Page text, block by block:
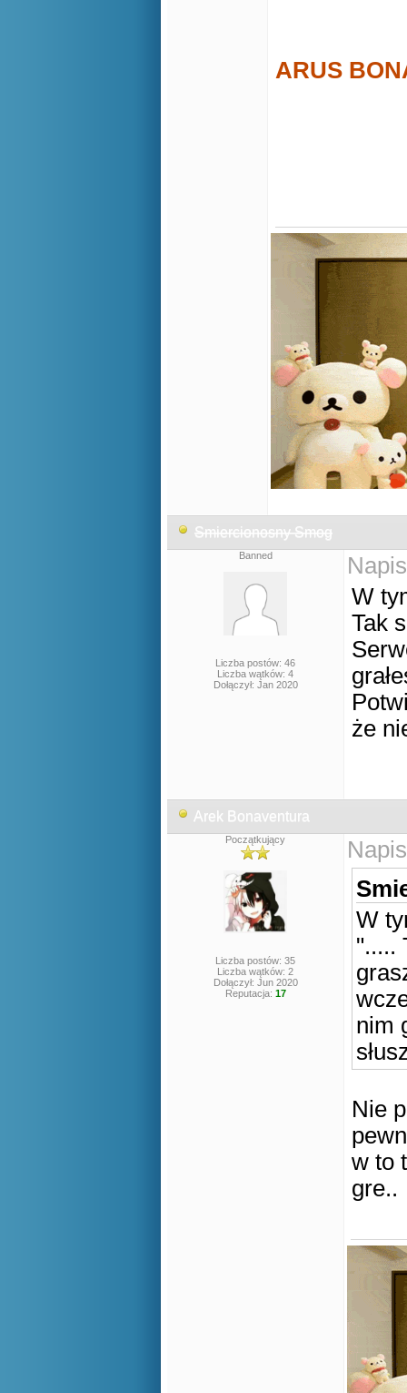
ARUS
Smiercionosny Smog
Banned
Liczba postów: 46
Liczba wątków: 4
Dołączył: Jan 2020
W
Tak
że
Arek Bonaventura
Początkujący
Liczba postów: 35
Liczba wątków: 2
Dołączył: Jun 2020
Reputacja: 17
W
".....
nim
Nie
w to
gre..